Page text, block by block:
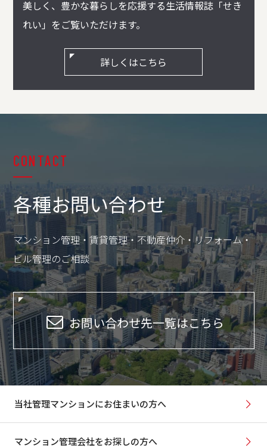
美しく、豊かな暮らしを応援する生活情報誌「せき
れい」をご覧いただけます。
詳しくはこちら
CONTACT
各種お問い合わせ
マンション管理・賃貸管理・不動産仲介・リフォーム・
ビル管理のご相談
お問い合わせ先一覧はこちら
当社管理マンションにお住まいの方へ
マンション管理会社をお探しの方へ